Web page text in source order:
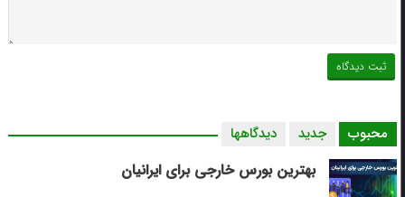
محبوب جدید دیدگاهها
بهترین بورس خارجی برای ایرانیان